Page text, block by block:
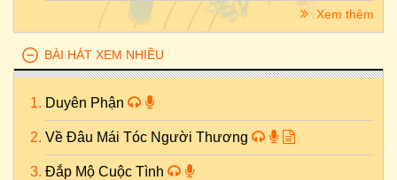
Xem thêm
BÀI HÁT XEM NHIỀU
Duyên Phận
Về Đâu Mái Tóc Người Thương
Đắp Mộ Cuộc Tình